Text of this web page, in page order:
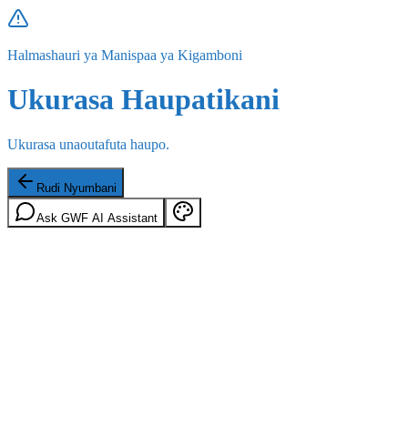
Halmashauri ya Manispaa ya Kigamboni
Ukurasa Haupatikani
Ukurasa unaoutafuta haupo.
Rudi Nyumbani
Ask GWF AI Assistant